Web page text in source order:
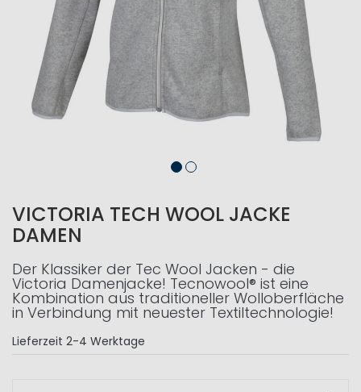
VICTORIA TECH WOOL JACKE
DAMEN
Der Klassiker der Tec Wool Jacken - die
Victoria Damenjacke! Tecnowool® ist eine
Kombination aus traditioneller Wolloberfläche
in Verbindung mit neuester Textiltechnologie!
Lieferzeit 2-4 Werktage